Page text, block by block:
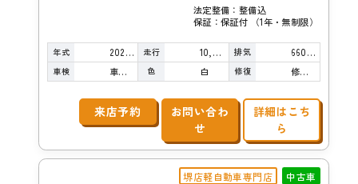
法定整備：整備込
保証：保証付 （1年・無制限）
年式 2022年 走行 10,000km 排気 660cc
車検 車検整備付 色 白 修復 修復歴無し
来店予約
お問い合わ
せ
詳細はこち
ら
堺店軽自動車専門店 中古車